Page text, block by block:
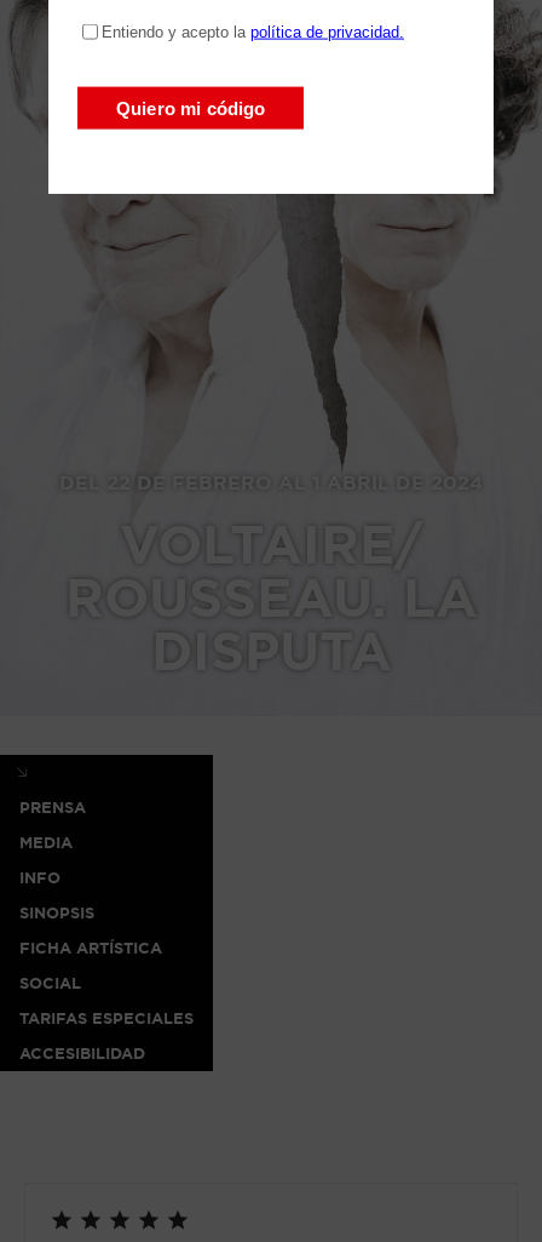
DEL 22 DE FEBRERO AL 1 ABRIL DE 2024
VOLTAIRE/
ROUSSEAU. LA
DISPUTA
PRENSA
MEDIA
INFO
SINOPSIS
FICHA ARTÍSTICA
SOCIAL
TARIFAS ESPECIALES
ACCESIBILIDAD